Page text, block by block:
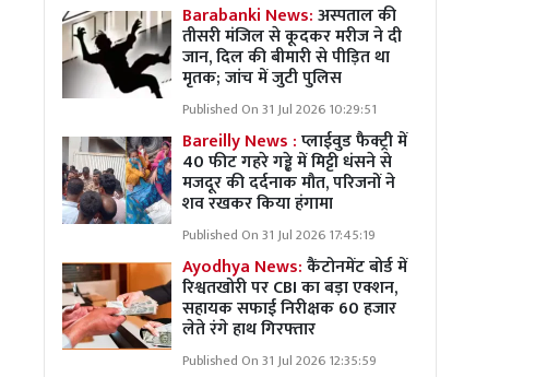
Barabanki News:अस्पताल की
तीसरी मंजिल से कूदकर मरीज ने दी
जान, दिल की बीमारी से पीड़ित था
मृतक; जांच में जुटी पुलिस
Published On 31 Jul 2026 10:29:51
Bareilly News :प्लाईवुड फैक्ट्री में
40 फीट गहरे गड्ढे में मिट्टी धंसने से
मजदूर की दर्दनाक मौत, परिजनों ने
शव रखकर किया हंगामा
Published On 31 Jul 2026 17:45:19
Ayodhya News:कैंटोनमेंट बोर्ड में
रिश्वतखोरी पर CBI का बड़ा एक्शन,
सहायक सफाई निरीक्षक 60 हजार
लेते रंगे हाथ गिरफ्तार
Published On 31 Jul 2026 12:35:59